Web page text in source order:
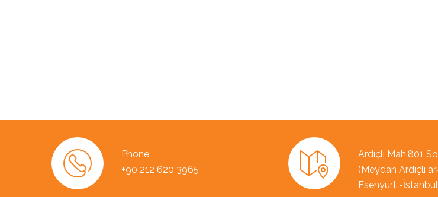
Phone:
+90 212 620 3965
Ardıçlı Mah.801
(Meydan Ardıçlı
Esenyurt -İstanbul